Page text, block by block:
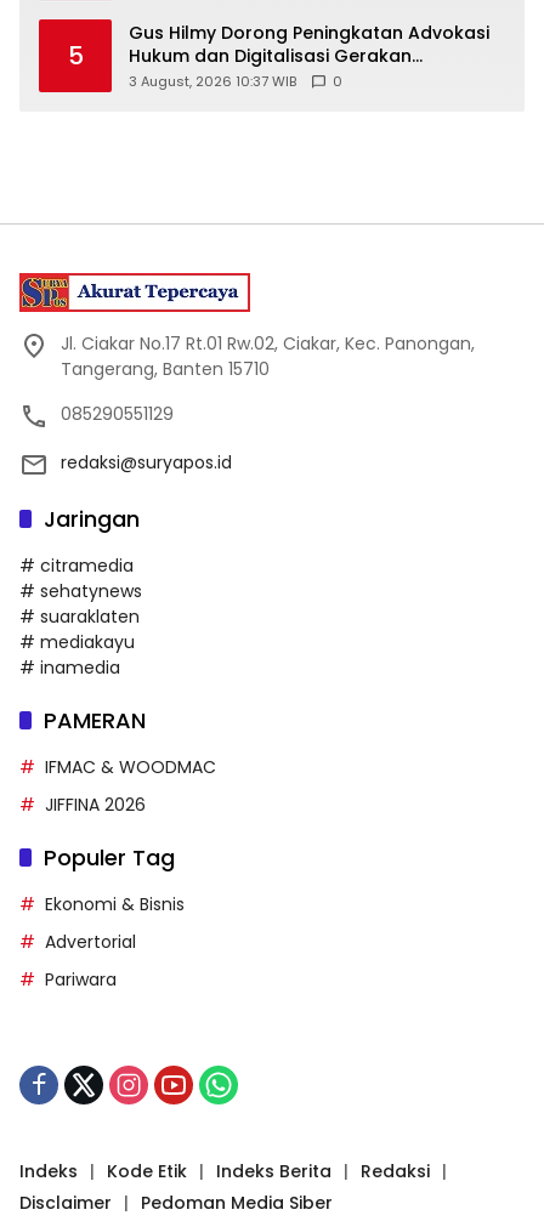
5
Gus Hilmy Dorong Peningkatan Advokasi
Hukum dan Digitalisasi Gerakan
Meningkatkan Kualitas PMII DIY
3 August, 2026 10:37 WIB 0
Jl. Ciakar No.17 Rt.01 Rw.02, Ciakar, Kec. Panongan,
Tangerang, Banten 15710
085290551129
redaksi@suryapos.id
Jaringan
# citramedia
# sehatynews
# suaraklaten
# mediakayu
# inamedia
PAMERAN
IFMAC & WOODMAC
JIFFINA 2026
Populer Tag
Ekonomi & Bisnis
Advertorial
Pariwara
Disclaimer
Pedoman Media Siber
suryapos © 1996-2025 MEDIATAMA GROUP dari